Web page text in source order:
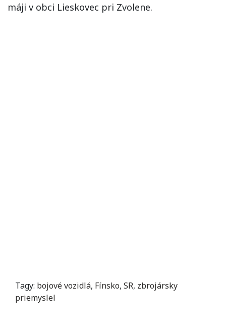
máji v obci Lieskovec pri Zvolene.
Tagy: bojové vozidlá, Fínsko, SR, zbrojársky
priemyslel